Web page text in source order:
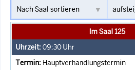
Im Saal 125
09:30 Uhr
Hauptverhandlungstermin